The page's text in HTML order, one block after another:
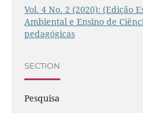
Vol. 4 No. 2 (2020): (Edição
Ambiental e Ensino de
pedagógicas
SECTION
Pesquisa